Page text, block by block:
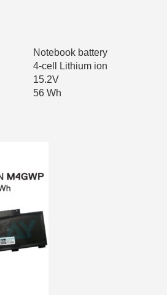
Notebook battery
4-cell Lithium ion
15.2V
56 Wh